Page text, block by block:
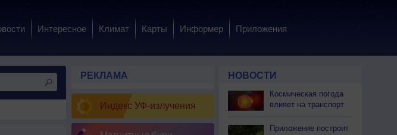
Интересное Климат Карты Информер Приложения
РЕКЛАМА
Индекс УФ-излучения
НОВОСТИ
Космическая погода
влияет на транспорт
Приложение построит